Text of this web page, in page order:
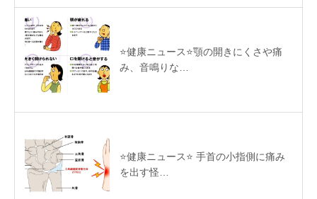
⭐️健康ニュース⭐️顎の開きにくさや痛
み、音鳴りな…
⭐️健康ニュース⭐️ 手首の小指側に痛み
を出す怪…